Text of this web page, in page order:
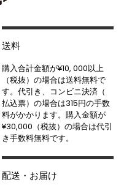
送料
購入合計金額が¥10, 000以上
（税抜）の場合は送料無料で
す。代引き、コンビニ決済（
払込票）の場合は315円の手数
料がかかります。購入金額が
¥30,000（税抜）の場合は代引
き手数料無料です。
配送・お届け